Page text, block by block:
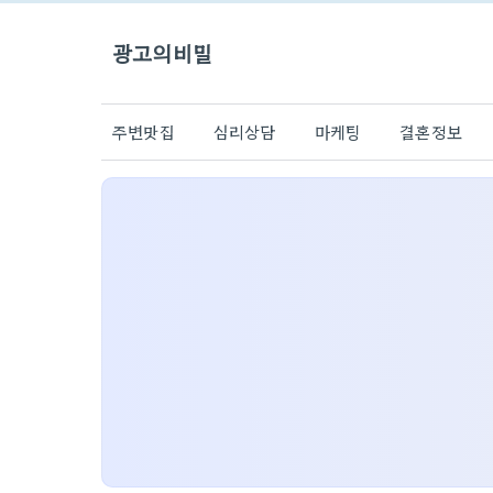
광고의비밀
주변맛집 심리상담 마케팅 결혼정보